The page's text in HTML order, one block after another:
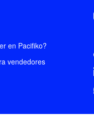
en Pacifiko?
vendedores